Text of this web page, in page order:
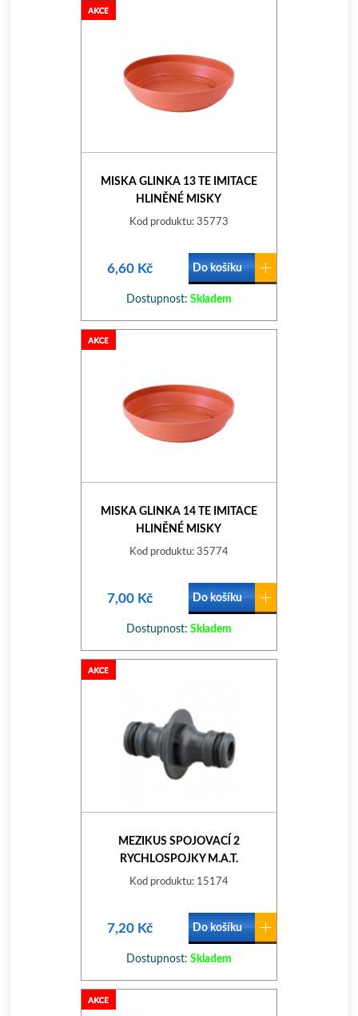
MISKA GLINKA 13 TE IMITACE
HLINĚNÉ MISKY
Kod produktu: 35773
6,60 Kč Do košíku
Dostupnost: Skladem
MISKA GLINKA 14 TE IMITACE
HLINĚNÉ MISKY
Kod produktu: 35774
7,00 Kč Do košíku
Dostupnost: Skladem
MEZIKUS SPOJOVACÍ 2
RYCHLOSPOJKY M.A.T.
Kod produktu: 15174
7,20 Kč Do košíku
Dostupnost: Skladem